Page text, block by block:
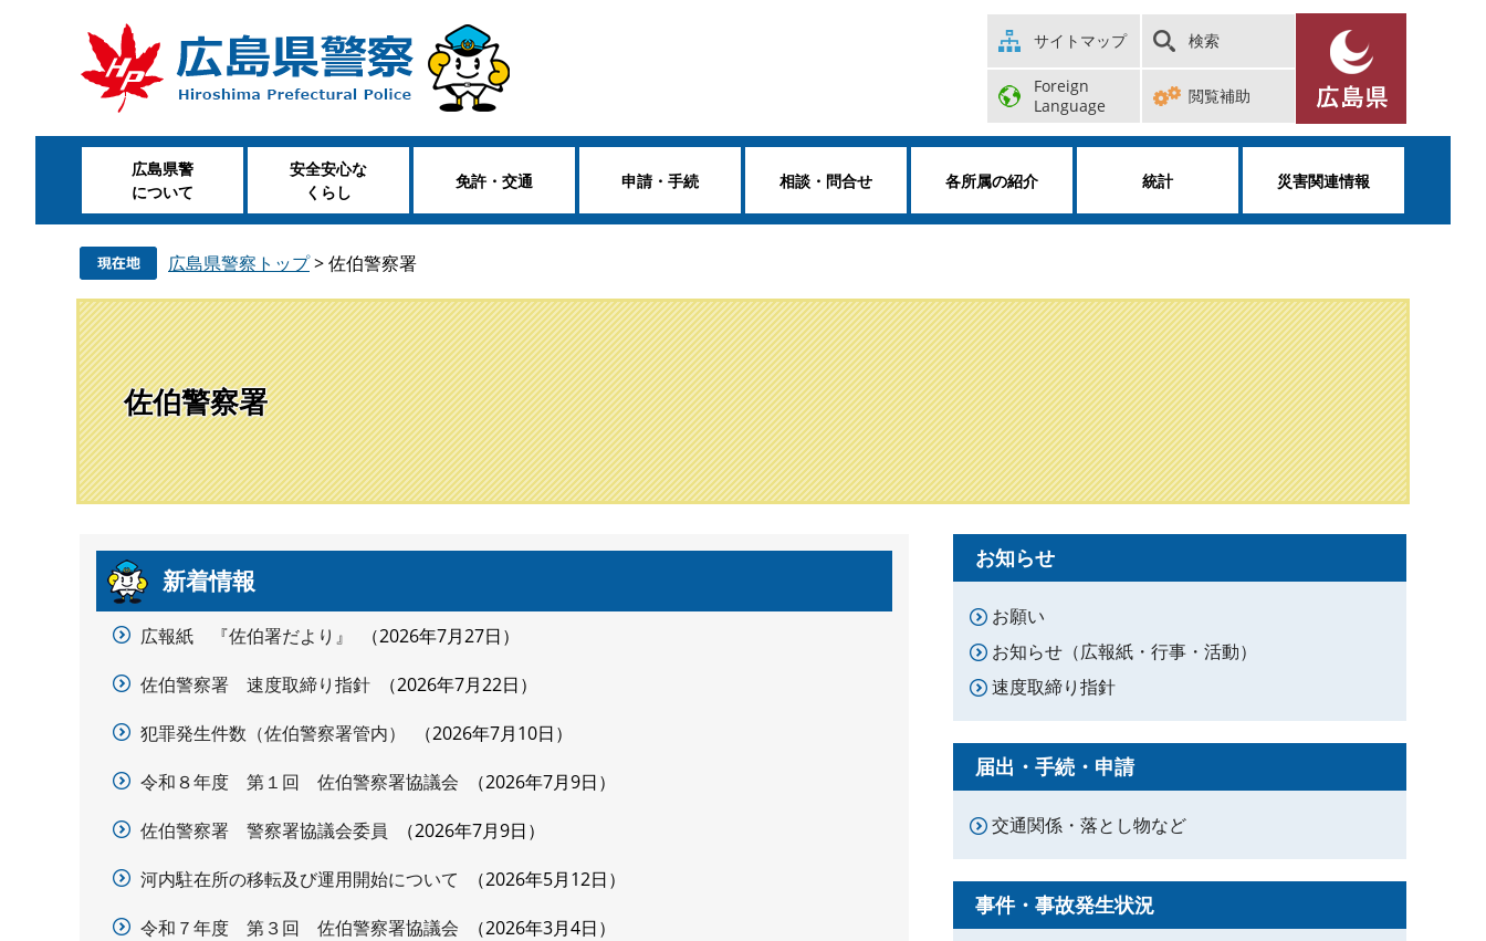
。
て
サイトマップ 検索
Foreign
Language
閲覧補助
広島県警
について
安全安心な
くらし
免許・交通 申請・手続 相談・問合せ 各所属の紹介 統計 災害関連情報
広島県警察トップ>佐伯警察署
佐伯警察署
新着情報
広報紙 『佐伯署だより』
2026年7月27日
佐伯警察署 速度取締り指針
2026年7月22日
犯罪発生件数（佐伯警察署管内）
2026年7月10日
令和８年度 第１回 佐伯警察署協議会
2026年7月9日
佐伯警察署 警察署協議会委員
2026年7月9日
河内駐在所の移転及び運用開始について
2026年5月12日
令和７年度 第３回 佐伯警察署協議会
2026年3月4日
お知らせ
お願い
お知らせ（広報紙・行事・活動）
速度取締り指針
届出・手続・申請
交通関係・落とし物など
事件・事故発生状況